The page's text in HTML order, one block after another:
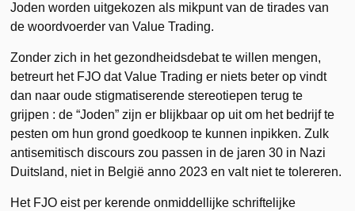
Joden worden uitgekozen als mikpunt van de tirades van
de woordvoerder van Value Trading.
Zonder zich in het gezondheidsdebat te willen mengen,
betreurt het FJO dat Value Trading er niets beter op vindt
dan naar oude stigmatiserende stereotiepen terug te
grijpen : de “Joden” zijn er blijkbaar op uit om het bedrijf te
pesten om hun grond goedkoop te kunnen inpikken. Zulk
antisemitisch discours zou passen in de jaren 30 in Nazi
Duitsland, niet in België anno 2023 en valt niet te tolereren.
Het FJO eist per kerende onmiddellijke schriftelijke